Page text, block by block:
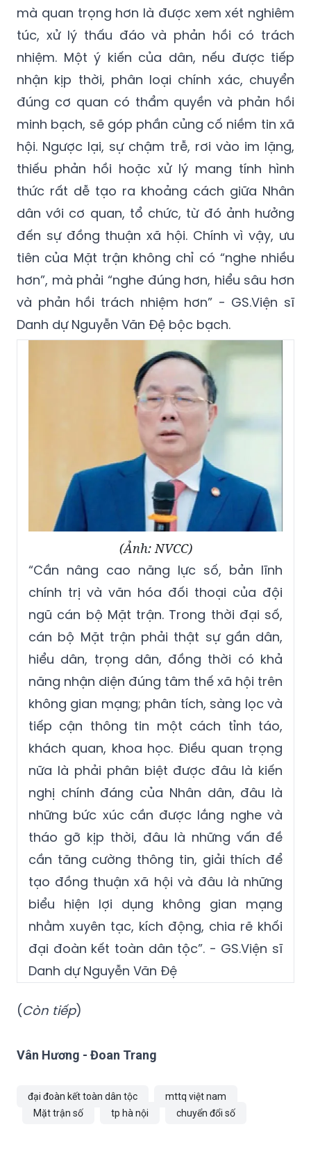
mà quan trọng hơn là được xem xét nghiêm
túc, xử lý thấu đáo và phản hồi có trách
nhiệm. Một ý kiến của dân, nếu được tiếp
nhận kịp thời, phân loại chính xác, chuyển
đúng cơ quan có thẩm quyền và phản hồi
minh bạch, sẽ góp phần củng cố niềm tin xã
hội. Ngược lại, sự chậm trễ, rơi vào im lặng,
thiếu phản hồi hoặc xử lý mang tính hình
thức rất dễ tạo ra khoảng cách giữa Nhân
dân với cơ quan, tổ chức, từ đó ảnh hưởng
đến sự đồng thuận xã hội. Chính vì vậy, ưu
tiên của Mặt trận không chỉ có “nghe nhiều
hơn”, mà phải “nghe đúng hơn, hiểu sâu hơn
và phản hồi trách nhiệm hơn” - GS.Viện sĩ
Danh dự Nguyễn Văn Đệ bộc bạch.
(Ảnh: NVCC)
“Cần nâng cao năng lực số, bản lĩnh
chính trị và văn hóa đối thoại của đội
ngũ cán bộ Mặt trận. Trong thời đại số,
cán bộ Mặt trận phải thật sự gần dân,
hiểu dân, trọng dân, đồng thời có khả
năng nhận diện đúng tâm thế xã hội trên
không gian mạng; phân tích, sàng lọc và
tiếp cận thông tin một cách tỉnh táo,
khách quan, khoa học. Điều quan trọng
nữa là phải phân biệt được đâu là kiến
nghị chính đáng của Nhân dân, đâu là
những bức xúc cần được lắng nghe và
tháo gỡ kịp thời, đâu là những vấn đề
cần tăng cường thông tin, giải thích để
tạo đồng thuận xã hội và đâu là những
biểu hiện lợi dụng không gian mạng
nhằm xuyên tạc, kích động, chia rẽ khối
đại đoàn kết toàn dân tộc”. - GS.Viện sĩ
Danh dự Nguyễn Văn Đệ
(Còn tiếp)
Vân Hương - Đoan Trang
đại đoàn kết toàn dân tộc
mttq việt nam
Mặt trận số
tp hà nội chuyển đổi số